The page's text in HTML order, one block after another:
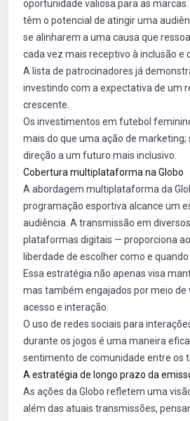
oportunidade valiosa para as
têm o potencial de atingir uma
se alinharem a uma causa que
cada vez mais receptivo à inclusão e
A lista de patrocinadores já
investindo com a expectativa de um
crescente.
Os investimentos em futebol
mais do que uma ação de marketing;
direção a um futuro mais inclusivo.
Cobertura multiplataforma na Globo
A abordagem multiplataforma da
programação esportiva alcance um
audiência. A transmissão em
plataformas digitais — proporciona
liberdade de escolher como e
Essa estratégia não apenas visa
mas também engajados por meio de
acesso e interação.
O uso de redes sociais para
durante os jogos é uma maneira
sentimento de comunidade entre os
A estratégia de longo prazo da
As ações da Globo refletem uma
além das atuais transmissões,